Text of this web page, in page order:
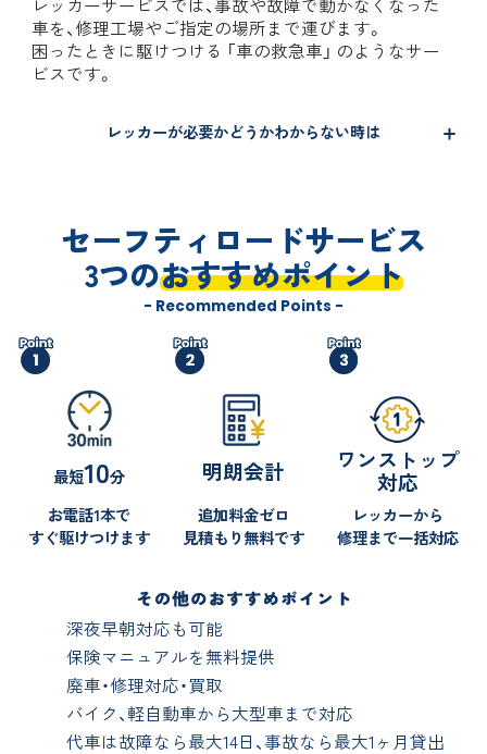
レッカーサービスでは、事故や故障で動かなくなった
車を、修理工場やご指定の場所まで運びます。
困ったときに駆けつける 「車の救急車」 のようなサー
ビスです。
レッカーが必要かどうかわからない時は
セーフティロードサービス
3つのおすすめポイント
- Recommended Points -
最短10分
お電話1本で
すぐ駆けつけます
明朗会計
追加料金ゼロ
見積もり無料です
ワンストップ
対応
レッカーから
修理まで一括対応
深夜早朝対応も可能
保険マニュアルを無料提供
廃車・修理対応・買取
バイク、軽自動車から大型車まで対応
代車は故障なら最大14日、事故なら最大1ヶ月貸出